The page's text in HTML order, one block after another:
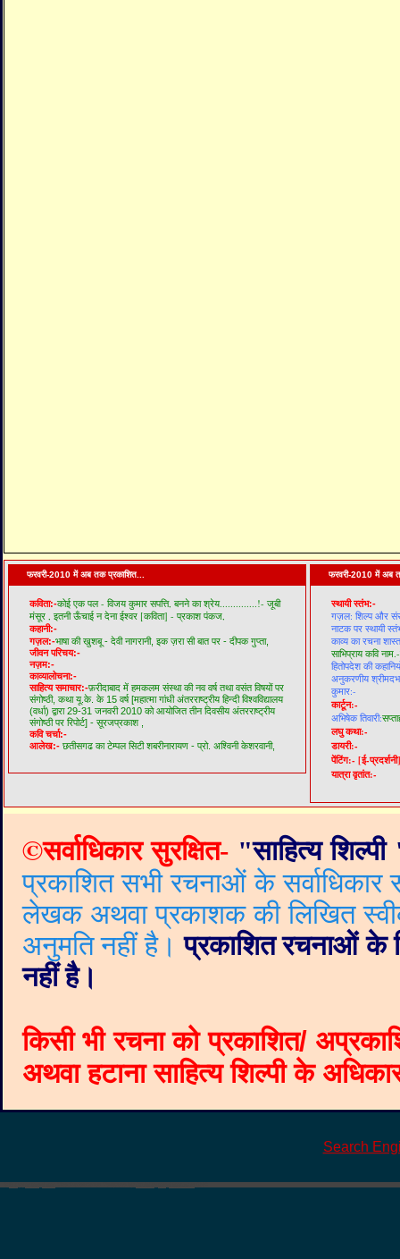
फरवरी-2010 में अब तक प्रकाशित...
कविता:-कोई एक पल - विजय कुमार सपत्ति, बनने का श्रेय..............!- जूबी
मंसूर , इतनी ऊँचाई न देना ईश्वर [कविता] - प्रकाश पंकज,
कहानी:-
गज़ल:-भाषा की खुशबू - देवी नागरानी, इक ज़रा सी बात पर - दीपक गुप्ता,
जीवन परिचय:-
नज़म:-
काव्यालोचना:-
साहित्य समाचार:-फ़रीदाबाद में हमकलम संस्था की नव वर्ष तथा वसंत विषयों पर
संगोष्ठी, कथा यू.के. के 15 वर्ष [महात्मा गांधी अंतरराष्ट्रीय हिन्दी विश्वविद्यालय
(वर्धा) द्वारा 29-31 जनवरी 2010 को आयोजित तीन दिवसीय अंतरराष्ट्रीय
संगोष्ठी पर रिपोर्ट] - सूरजप्रकाश ,
कवि चर्चा:-
आलेख:- छतीसगढ का टेम्पल सिटी शबरीनारायण - प्रो. अश्विनी केशरवानी,
फरवरी-2010 में अब
स्थायी स्तंभ:-
गज़ल: शिल्प और
नाटक पर स्थायी
काव्य का रचना
साभिप्राय कवि
हितोपदेश की
अनुकरणीय
कुमार:-
कार्टून:-
अभिषेक तिवारी:
लघु कथा:-
डायरी:-
पेंटिंग:- [ई-
यात्रा वृतांत:-
©सर्वाधिकार सुरक्षित- "साहित्य शिल्पी
प्रकाशित सभी रचनाओं के
लेखक अथवा प्रकाशक की लिखित
अनुमति नहीं है। प्रकाशित रचनाओं के
नहीं है।
किसी भी रचना को प्रकाशित/
अथवा हटाना साहित्य शिल्पी के
Search